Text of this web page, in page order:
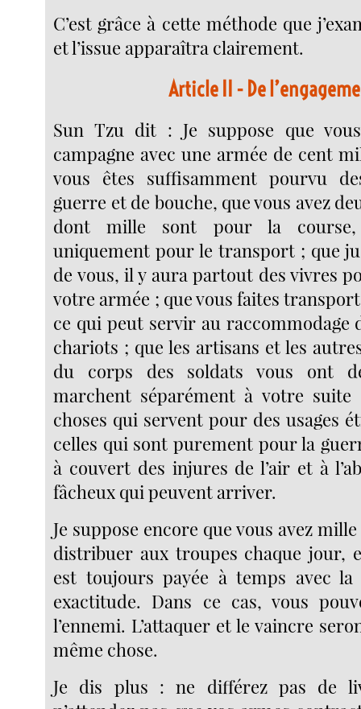
C’est grâce à cette méthode que
et l’issue apparaîtra clairement.
Article II - De
Sun Tzu dit : Je suppose que
campagne avec une armée de cent
vous êtes suffisamment pourvu
guerre et de bouche, que vous avez
dont mille sont pour la
uniquement pour le transport ; que
de vous, il y aura partout des vivres
votre armée ; que vous faites
ce qui peut servir au raccommodage
chariots ; que les artisans et les
du corps des soldats vous ont
marchent séparément à votre
choses qui servent pour des usages
celles qui sont purement pour la
à couvert des injures de l’air et à
fâcheux qui peuvent arriver.
Je suppose encore que vous avez
distribuer aux troupes chaque jour,
est toujours payée à temps avec
exactitude. Dans ce cas, vous
l’ennemi. L’attaquer et le vaincre
même chose.
Je dis plus : ne différez pas de